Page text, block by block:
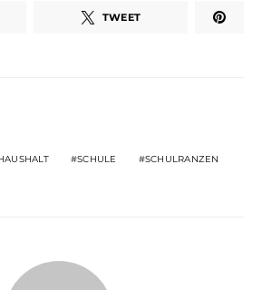
TWEET
SCHULE SCHULRANZEN